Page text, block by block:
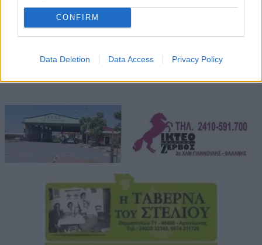
CONFIRM
Data Deletion Data Access Privacy Policy
Θύματα φάρσας εκπαιδευτικός και
καταστηματάρχες στον Αμπελώνα